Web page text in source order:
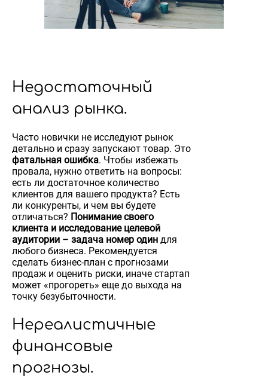
Недостаточный
анализ рынка.
Часто новички не исследуют рынок
детально и сразу запускают товар. Это
фатальная ошибка. Чтобы избежать
провала, нужно ответить на вопросы:
есть ли достаточное количество
клиентов для вашего продукта? Есть
ли конкуренты, и чем вы будете
отличаться? Понимание своего
клиента и исследование целевой
аудитории – задача номер один для
любого бизнеса. Рекомендуется
сделать бизнес-план с прогнозами
продаж и оценить риски, иначе стартап
может «прогореть» еще до выхода на
точку безубыточности.
Нереалистичные
финансовые
прогнозы.